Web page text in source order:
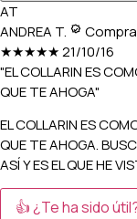
AT
ANDREA T.
★★★★★21/10/16
"EL COLLARIN ES
QUE TE AHOGA"
EL COLLARIN ES
QUE TE AHOGA.
ASÍ Y ES EL QUE HE
👍 ¿Te ha sido